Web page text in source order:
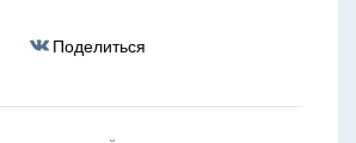
Поделиться